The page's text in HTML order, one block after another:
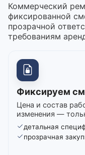
Коммерческий
фиксированной
прозрачной
требованиям
Фиксируем
Цена и состав
изменения —
детальная
прозрачная